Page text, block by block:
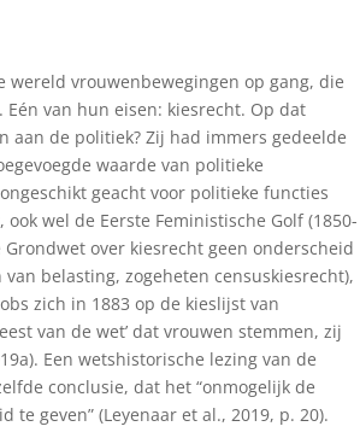
vrouwenbewegingen op gang, die
van hun eisen: kiesrecht. Op dat
aan de politiek? Zij had immers gedeelde
waarde van politieke
geacht voor politieke functies
wel de Eerste Feministische Golf (1850-
over kiesrecht geen onderscheid
belasting, zogeheten censuskiesrecht),
zich in 1883 op de kieslijst van
van de wet’ dat vrouwen stemmen, zij
Een wetshistorische lezing van de
conclusie, dat het “onmogelijk de
geven” (Leyenaar et al., 2019, p. 20).